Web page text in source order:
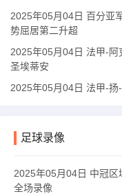
2025年05月04日 百分亚
势屈居第二升超
2025年05月04日 法甲-阿
圣埃蒂安
2025年05月04日 法甲-
足球录像
2025年05月04日 中冠
全场录像